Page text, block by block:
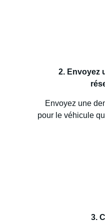
2. Envoyez
Envoyez une
pour le véhicule
3.